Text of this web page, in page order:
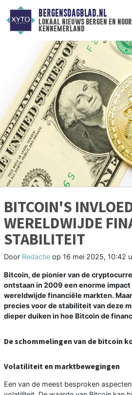
BERGENSDAGBLAD.NL
lokaal nieuws bergen en
kennemerland
BITCOIN'S
WERELDWIJDE
STABILITEIT
Door Redactie op 16 mei 2025, 10:42
Bitcoin, de pionier van de
ontstaan in 2009 een enorme impact
wereldwijde financiële markten.
precies voor de stabiliteit van deze
dieper duiken in hoe Bitcoin de
De schommelingen van de bitcoin
Volatiliteit en marktbewegingen
Een van de meest besproken